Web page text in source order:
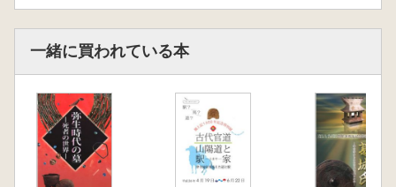
一緒に買われている本